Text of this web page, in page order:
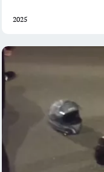
2025